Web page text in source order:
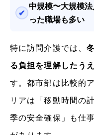
中規模〜大規模
った職場も多い
特に訪問介護では、
る負担を理解したう
す。都市部は比較的
リアは「移動時間の
季の安全確保」も仕